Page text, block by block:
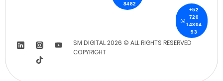
8482
+52
720
14304
93
SM DIGITAL 2026 © ALL RIGHTS RESERVED
COPYRIGHT